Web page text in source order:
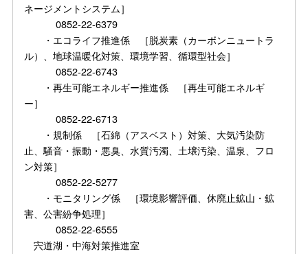
ネージメントシステム］
0852-22-6379
・エコライフ推進係 ［脱炭素（カーボンニュートラ
ル）、地球温暖化対策、環境学習、循環型社会］
0852-22-6743
・再生可能エネルギー推進係 ［再生可能エネルギ
ー］
0852-22-6713
・規制係 ［石綿（アスベスト）対策、大気汚染防
止、騒音・振動・悪臭、水質汚濁、土壌汚染、温泉、フロ
ン対策］
0852-22-5277
・モニタリング係 ［環境影響評価、休廃止鉱山・鉱
害、公害紛争処理］
0852-22-6555
宍道湖・中海対策推進室